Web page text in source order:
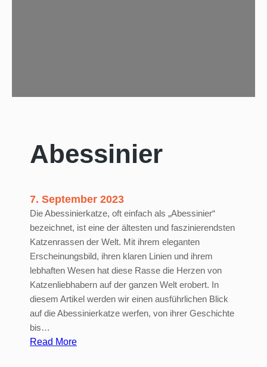
Abessinier
7. September 2023
Die Abessinierkatze, oft einfach als „Abessinier“
bezeichnet, ist eine der ältesten und faszinierendsten
Katzenrassen der Welt. Mit ihrem eleganten
Erscheinungsbild, ihren klaren Linien und ihrem
lebhaften Wesen hat diese Rasse die Herzen von
Katzenliebhabern auf der ganzen Welt erobert. In
diesem Artikel werden wir einen ausführlichen Blick
auf die Abessinierkatze werfen, von ihrer Geschichte
bis…
Read More: